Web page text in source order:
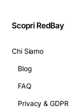
Scopri RedBay
Chi Siamo
Blog
FAQ
Privacy & GDPR